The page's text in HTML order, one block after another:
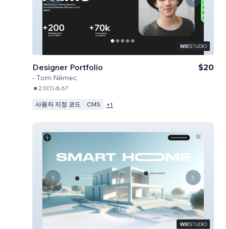
Designer Portfolio
- Tom Němec
$20
2.0(1) 67
사용자 지정 코드 CMS +1